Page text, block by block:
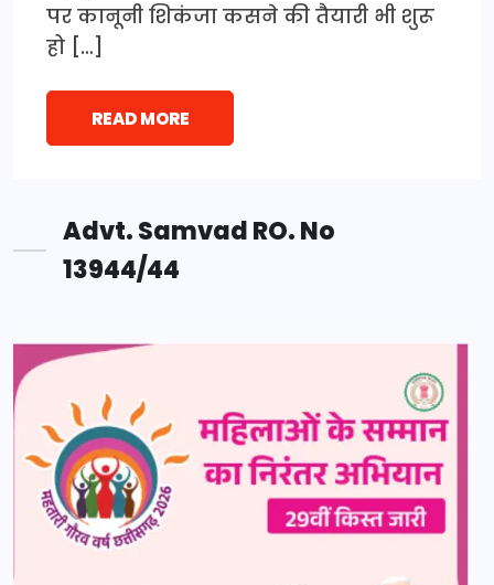
पर कानूनी शिकंजा कसने की तैयारी भी शुरू
हो […]
READ MORE
Advt. Samvad RO. No
13944/44